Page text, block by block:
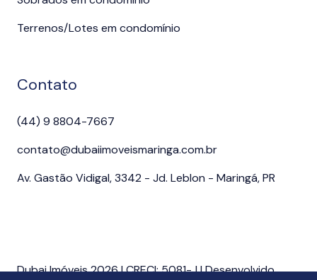
Terrenos/Lotes em condomínio
Contato
(44) 9 8804-7667
contato@dubaiimoveismaringa.com.br
Av. Gastão Vidigal, 3342 - Jd. Leblon - Maringá, PR
Dubai Imóveis 2026 | CRECI: 5081-J | Desenvolvido